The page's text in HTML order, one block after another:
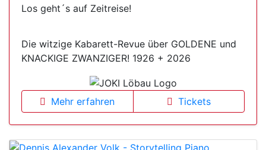
Los geht´s auf Zeitreise!
Die witzige Kabarett-Revue über GOLDENE und
KNACKIGE ZWANZIGER! 1926 + 2026
Mehr erfahren Tickets